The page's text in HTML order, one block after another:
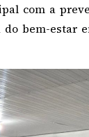
com a
bem-estar